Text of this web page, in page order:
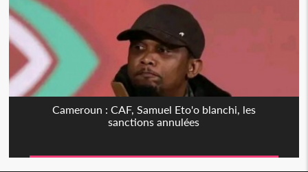
Cameroun : CAF, Samuel Eto'o blanchi, les
sanctions annulées